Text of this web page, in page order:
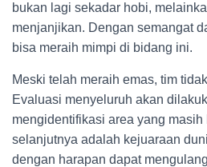
bukan lagi sekadar hobi,
menjanjikan. Dengan semangat
bisa meraih mimpi di bidang ini.
Meski telah meraih emas, tim
Evaluasi menyeluruh akan
mengidentifikasi area yang
selanjutnya adalah kejuaraan
dengan harapan dapat